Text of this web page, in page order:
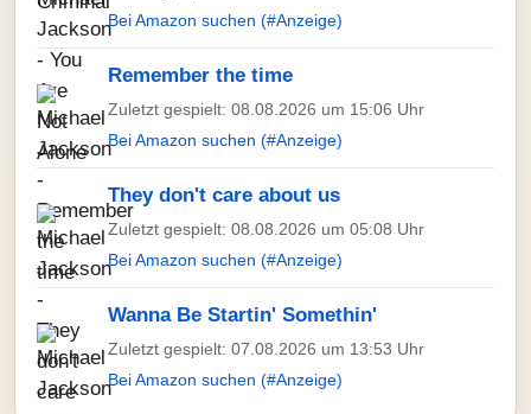
Bei Amazon suchen (#Anzeige)
Remember the time
Zuletzt gespielt: 08.08.2026 um 15:06 Uhr
Bei Amazon suchen (#Anzeige)
They don't care about us
Zuletzt gespielt: 08.08.2026 um 05:08 Uhr
Bei Amazon suchen (#Anzeige)
Wanna Be Startin' Somethin'
Zuletzt gespielt: 07.08.2026 um 13:53 Uhr
Bei Amazon suchen (#Anzeige)